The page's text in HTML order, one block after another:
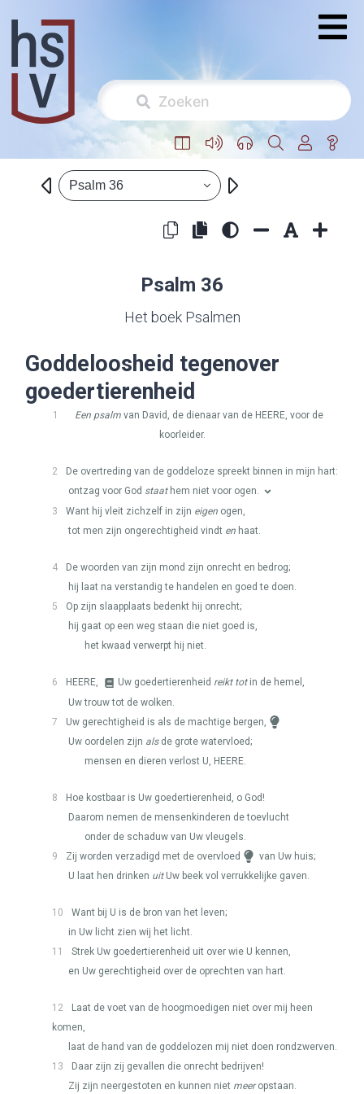
Psalm 36
Psalm 36
Het boek Psalmen
Goddeloosheid tegenover
goedertierenheid
1 Een psalm van David, de dienaar van de HEERE, voor de
koorleider.
2
De overtreding van de goddeloze spreekt binnen in mijn hart:
ontzag voor God staathem niet voor ogen.
3
Want hij vleit zichzelf in zijn eigen ogen,
tot men zijn ongerechtigheid vindt en haat.
4
De woorden van zijn mond zijn onrecht en bedrog;
hij laat na verstandig te handelen en goed te doen.
5
Op zijn slaapplaats bedenkt hij onrecht;
hij gaat op een weg staan die niet goed is,
het kwaad verwerpt hij niet.
6 HEERE, Uw goedertierenheid reikt totin de hemel,
Uw trouw tot de wolken.
7
Uw gerechtigheid is als de machtige bergen,
Uw oordelen zijn alsde grote watervloed;
mensen en dieren verlost U, HEERE.
8
Hoe kostbaar is Uw goedertierenheid, o God!
Daarom nemen de mensenkinderen de toevlucht
onder de schaduw van Uw vleugels.
9
Zij worden verzadigd met de overvloed
van Uw huis;
U laat hen drinken uitUw beek vol verrukkelijke gaven.
10
Want bij U is de bron van het leven;
in Uw licht zien wij het licht.
11
Strek Uw goedertierenheid uit over wie U kennen,
en Uw gerechtigheid over de oprechten van hart.
12
Laat de voet van de hoogmoedigen niet over mij heen
komen,
laat de hand van de goddelozen mij niet doen rondzwerven.
13
Daar zijn zij gevallen die onrecht bedrijven!
Zij zijn neergestoten en kunnen niet meeropstaan.